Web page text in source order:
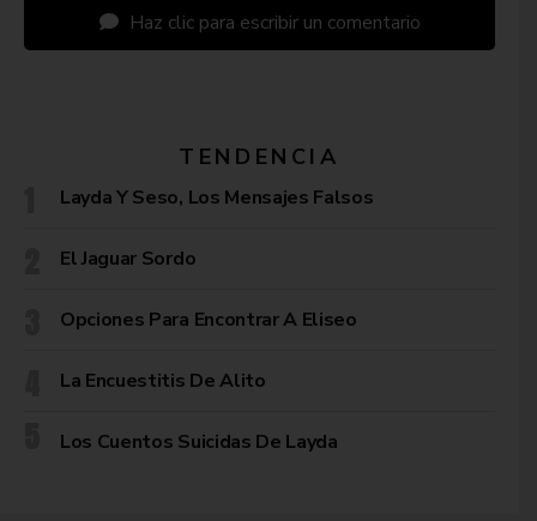
Haz clic para escribir un comentario
TENDENCIA
Layda Y Seso, Los Mensajes Falsos
El Jaguar Sordo
Opciones Para Encontrar A Eliseo
La Encuestitis De Alito
Los Cuentos Suicidas De Layda